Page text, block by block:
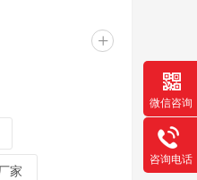
+
家
微信咨询
咨询电话